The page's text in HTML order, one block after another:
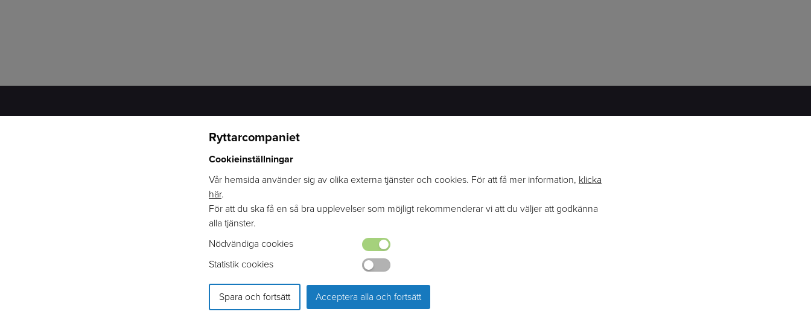
VÅRA KATEGORIER
TILLSKOTT & VÅRD
AKTIVERING
MATERIALVÅRD
INFO@RYTTARCOMPANIET.SE
INSTAGRAM
Ryttarcompaniet
Cookieinställningar
Vår hemsida använder sig av olika externa tjänster och cookies. För att få mer information, klicka
här.
För att du ska få en så bra upplevelser som möjligt rekommenderar vi att du väljer att godkänna
alla tjänster.
Nödvändiga cookies
Statistik cookies
Spara och fortsätt Acceptera alla och fortsätt